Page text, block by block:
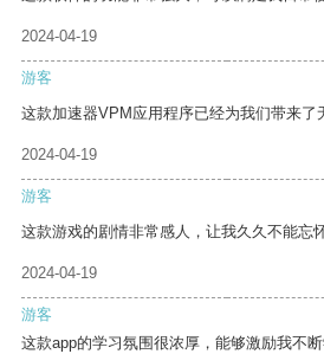
2024-04-19
游客
这款加速器VPM应用程序已经为我们带来了
2024-04-19
游客
这款游戏的剧情非常感人，让我久久不能忘怀
2024-04-19
游客
这款app的学习氛围很浓厚，能够激励我不